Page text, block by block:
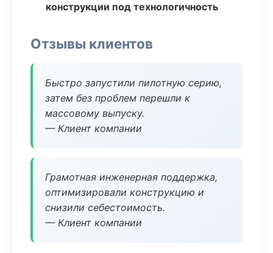
конструкции под технологичность
Отзывы клиентов
Быстро запустили пилотную серию,
затем без проблем перешли к
массовому выпуску.
— Клиент компании
Грамотная инженерная поддержка,
оптимизировали конструкцию и
снизили себестоимость.
— Клиент компании